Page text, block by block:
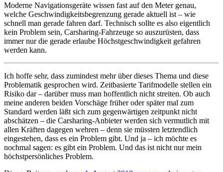
Moderne Navigationsgeräte wissen fast auf den Meter genau,
welche Geschwindigkeitsbegrenzung gerade aktuell ist – wie
schnell man gerade fahren darf. Technisch sollte es also eigentlich
kein Problem sein, Carsharing-Fahrzeuge so auszurüsten, dass
immer nur die gerade erlaube Höchstgeschwindigkeit gefahren
werden kann.
Ich hoffe sehr, dass zumindest mehr über dieses Thema und diese
Problematik gesprochen wird. Zeitbasierte Tarifmodelle stellen ein
Risiko dar – darüber muss man hoffentlich nicht streiten. Ob auch
meine anderen beiden Vorschäge früher oder später mal zum
Standard werden läßt sich zum gegenwärtigen zeitpunkt nicht
abschätzen – die Carsharing-Anbieter werden sich vermutlich mit
allen Kräften dagegen wehren – denn sie müssten letztendlich
eingestehen, dass es ein Problem gibt. Und ja – ich möchte es
nochmal sagen: es gibt ein Problem. Und das ist nicht nur mein
höchstpersönliches Problem.